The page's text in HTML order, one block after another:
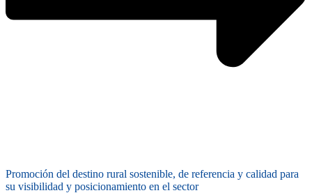
Promoción del destino rural sostenible, de referencia y calidad para
su visibilidad y posicionamiento en el sector